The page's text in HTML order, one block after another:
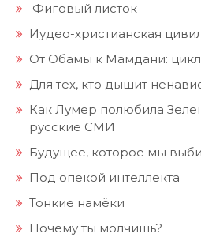
Фиговый листок
Иудео-христианская
От Обамы к Мамдани:
Для тех, кто дышит
Как Лумер полюбила
русские СМИ
Будущее, которое мы
Под опекой интеллекта
Тонкие намёки
Почему ты молчишь?